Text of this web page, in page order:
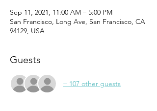
Sep 11, 2021, 11:00 AM – 5:00 PM
San Francisco, Long Ave, San Francisco, CA
94129, USA
Guests
+ 107 other guests